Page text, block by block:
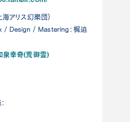
海アリス幻樂団)
/ Design / Mastering：梶迫
泉幸奇(荒御霊)